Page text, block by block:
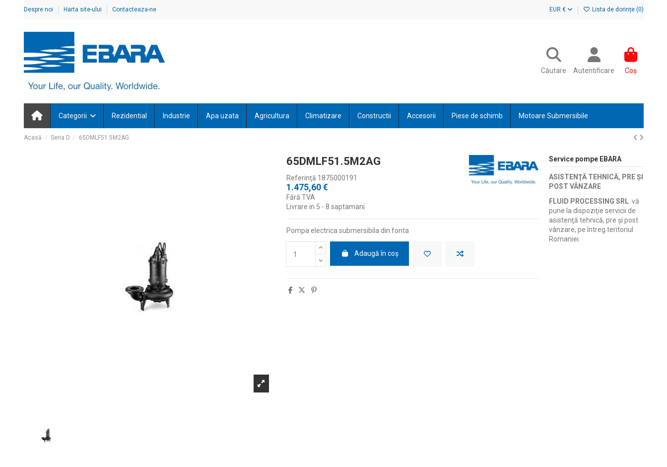
Despre noi Harta site-ului Contacteaza-ne EUR € Lista de dorințe (0)
Căutare Autentificare Coș
Categorii Rezidential Industrie Apa uzata Agricultura Climatizare Constructii Accesorii Piese de schimb Motoare Submersibile
Acasă Seria D 65DMLF51.5M2AG
65DMLF51.5M2AG
Referinţă 1875000191
1.475,60 €
Fără TVA
Livrare in 5 - 8 saptamani
Pompa electrica submersibila din fonta
Adaugă în coș
Service pompe EBARA
ASISTENŢĂ TEHNICĂ, PRE ŞI
POST VÂNZARE
FLUID PROCESSING SRLvă
pune la dispoziţie servicii de
asistenţă tehnică, pre şi post
vânzare, pe întreg teritoriul
Romaniei.